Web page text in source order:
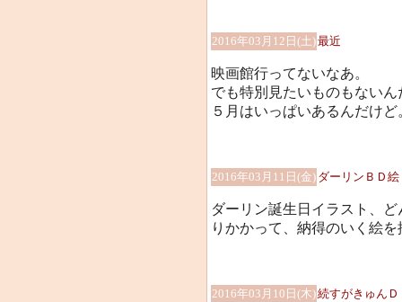
2016年03月12日(土)最近
映画館行ってないなあ。
でも特別見たいものもないん
５月はいっぱいあるんだけど
2016年03月11日(金) ダーリンＢＤ絵
ダーリン誕生日イラスト、
りかかって、納得のいく絵
2016年03月10日(木)続すがきゅん